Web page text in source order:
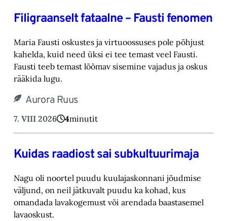
Filigraanselt fataalne – Fausti fenomen
Maria Fausti oskustes ja virtuoossuses pole põhjust
kahelda, kuid need üksi ei tee temast ‎veel Fausti.
Fausti teeb temast lõõmav sisemine vajadus ja oskus
rääkida lugu.‎
Aurora Ruus
7. VIII 2026 4minutit
Kuidas raadiost sai subkultuurimaja
Nagu oli noortel puudu kuulajaskonnani jõudmise
väljund, on neil jätkuvalt puudu ka kohad, ‎kus
omandada lavakogemust või arendada baastasemel
lavaoskust.‎